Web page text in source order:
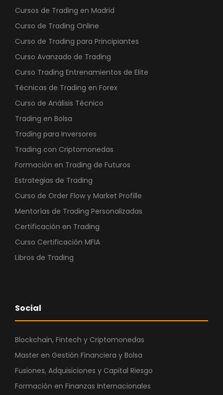
Cursos de Trading en Madrid
Curso de Trading Online
Curso de Trading para Principiantes
Curso Avanzado de Trading
Curso Trading Entrenamientos de Elite
Técnicas de Trading en Forex
Curso de Análisis Técnico
Trading en Bolsa
Trading para Inversores
Trading con Criptomonedas
Formación en Trading de Futuros
Estrategias de Trading
Curso de Order Flow y Market Profille
Mentorías de Trading Personalizadas
Certificación en Trading
Curso Certificación MFIA
Libros de Trading
Social
Blockchain, Fintech y Criptomonedas
Master en Gestión Financiera y Bolsa
Fusiones, Adquisiciones y Capital Riesgo
Formación en Finanzas Internacionales